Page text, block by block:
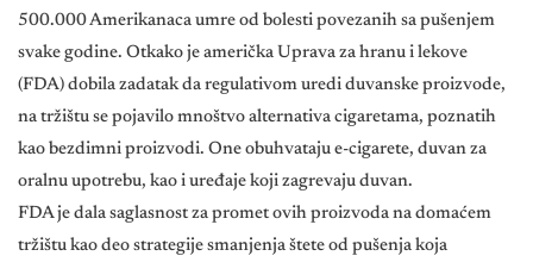
500.000 Amerikanaca umre od bolesti povezanih sa pušenjem
svake godine. Otkako je američka Uprava za hranu i lekove
(FDA) dobila zadatak da regulativom uredi duvanske proizvode,
na tržištu se pojavilo mnoštvo alternativa cigaretama, poznatih
kao bezdimni proizvodi. One obuhvataju e-cigarete, duvan za
oralnu upotrebu, kao i uređaje koji zagrevaju duvan.
FDA je dala saglasnost za promet ovih proizvoda na domaćem
tržištu kao deo strategije smanjenja štete od pušenja koja